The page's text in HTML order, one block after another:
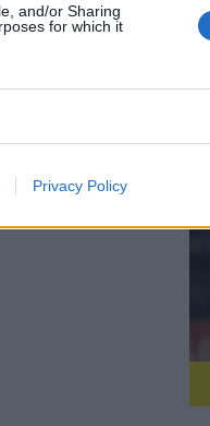
and/or Sharing
for which it
Privacy Policy